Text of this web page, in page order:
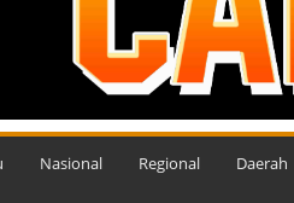
Nasional Regional Daerah